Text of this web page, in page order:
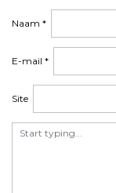
Naam *
E-mail *
Site